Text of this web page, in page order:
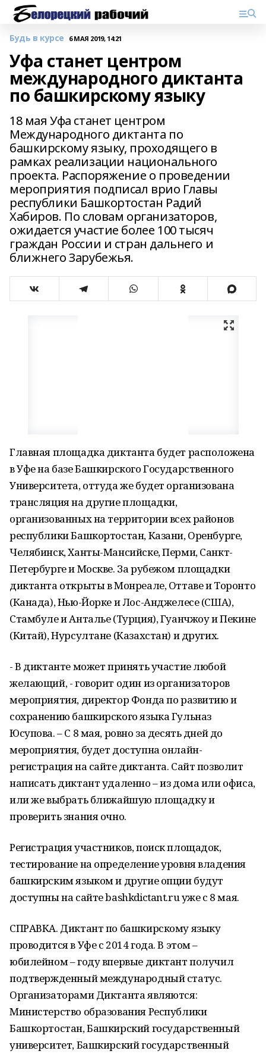
Будь в курсе 6 МАЯ 2019, 14:21
Уфа станет центром
международного диктанта
по башкирскому языку
18 мая Уфа станет центром
Международного диктанта по
башкирскому языку, проходящего в
рамках реализации национального
проекта. Распоряжение о проведении
мероприятия подписал врио Главы
республики Башкортостан Радий
Хабиров. По словам организаторов,
ожидается участие более 100 тысяч
граждан России и стран дальнего и
ближнего Зарубежья.
Главная площадка диктанта будет расположена
в Уфе на базе Башкирского Государственного
Университета, оттуда же будет организована
трансляция на другие площадки,
организованных на территории всех районов
республики Башкортостан, Казани, Оренбурге,
Челябинск, Ханты-Мансийске, Перми, Санкт-
Петербурге и Москве. За рубежом площадки
диктанта открыты в Монреале, Оттаве и Торонто
(Канада), Нью-Йорке и Лос-Анджелесе (США),
Стамбуле и Анталье (Турция), Гуанчжоу и Пекине
(Китай), Нурсултане (Казахстан) и других.
- В диктанте может принять участие любой
желающий, - говорит один из организаторов
мероприятия, директор Фонда по развитию и
сохранению башкирского языка Гульназ
Юсупова. – С 8 мая, ровно за десять дней до
мероприятия, будет доступна онлайн-
регистрация на сайте диктанта. Сайт позволит
написать диктант удаленно – из дома или офиса,
или же выбрать ближайшую площадку и
проверить знания очно.
Регистрация участников, поиск площадок,
тестирование на определение уровня владения
башкирским языком и другие опции будут
доступны на сайте bashkdictant.ru уже с 8 мая.
СПРАВКА. Диктант по башкирскому языку
проводится в Уфе с 2014 года. В этом –
юбилейном – году впервые диктант получил
подтвержденный международный статус.
Организаторами Диктанта являются:
Министерство образования Республики
Башкортостан, Башкирский государственный
университет, Башкирский государственный